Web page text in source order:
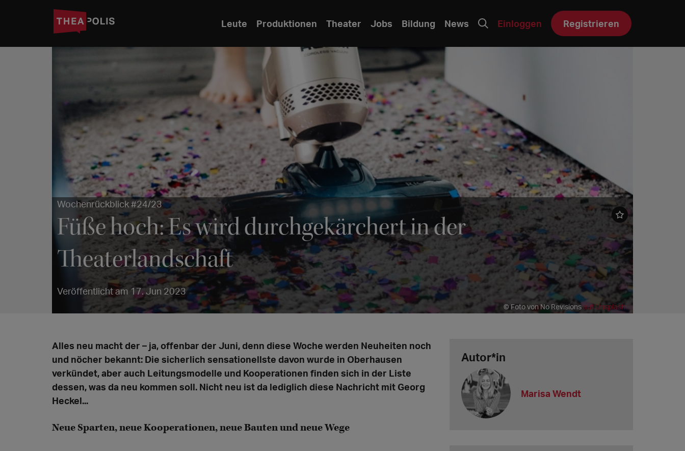
Leute Produktionen Theater Jobs Bildung News Einloggen Registrieren
Wochenrückblick #24/23
Füße hoch: Es wird durchgekärchert in der
Theaterlandschaft
Veröffentlicht am 17. Jun 2023
© Foto von No Revisionsauf Unsplash
Alles neu macht der – ja, offenbar der Juni, denn diese Woche werden Neuheiten noch
und nöcher bekannt: Die sicherlich sensationellste davon wurde in Oberhausen
verkündet, aber auch Leitungsmodelle und Kooperationen finden sich in der Liste
dessen, was da neu kommen soll. Nicht neu ist da lediglich diese Nachricht mit Georg
Heckel...
Neue Sparten, neue Kooperationen, neue Bauten und neue Wege
Autor*in
Marisa Wendt